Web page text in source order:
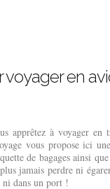
en
apprêtez à voyager
vous propose ici
de bagages ainsi
jamais perdre ni
ni dans un port !